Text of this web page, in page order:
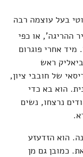
בעל עוצמה רבה
או כפי
אחרי פוגרום
היה ביאליק ראש
של חובבי ציון,
הוא בא כדי
נרצחו, נשים
הוא הזדעזע
גם מן